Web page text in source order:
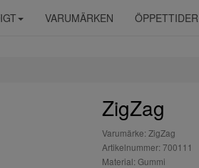
VARUMÄRKEN ÖPPETTIDER
ZigZag
Varumärke: ZigZag
Artikelnummer: 700111
Material: Gummi